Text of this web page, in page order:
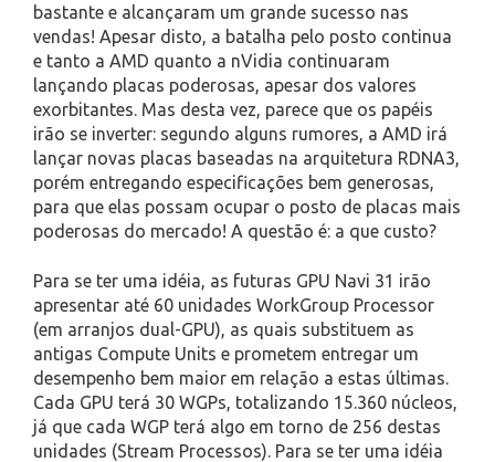
bastante e alcançaram um grande sucesso nas
vendas! Apesar disto, a batalha pelo posto continua
e tanto a AMD quanto a nVidia continuaram
lançando placas poderosas, apesar dos valores
exorbitantes. Mas desta vez, parece que os papéis
irão se inverter: segundo alguns rumores, a AMD irá
lançar novas placas baseadas na arquitetura RDNA3,
porém entregando especificações bem generosas,
para que elas possam ocupar o posto de placas mais
poderosas do mercado! A questão é: a que custo?
Para se ter uma idéia, as futuras GPU Navi 31 irão
apresentar até 60 unidades WorkGroup Processor
(em arranjos dual-GPU), as quais substituem as
antigas Compute Units e prometem entregar um
desempenho bem maior em relação a estas últimas.
Cada GPU terá 30 WGPs, totalizando 15.360 núcleos,
já que cada WGP terá algo em torno de 256 destas
unidades (Stream Processos). Para se ter uma idéia